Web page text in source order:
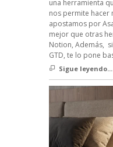
una herramienta
nos permite hacer
apostamos por
mejor que otras
Notion, Además,
GTD, te lo pone
Sigue leyendo...